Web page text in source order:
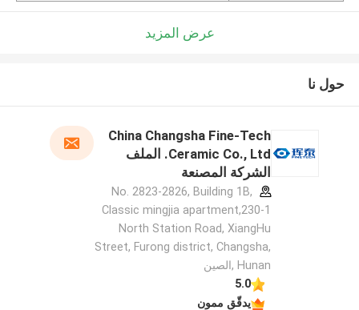
عرض المزيد
حول نا
China Changsha Fine-Tech
Ceramic Co., Ltd. الملف
الشركة المصنعة
No. 2823-2826, Building 1B,
Classic mingjia apartment,230-1
North Station Road, XiangHu
Street, Furong district, Changsha,
Hunan ,الصين
5.0
يدقّق ممون